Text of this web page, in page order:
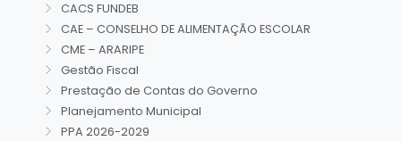
CACS FUNDEB
CAE – CONSELHO DE ALIMENTAÇÃO ESCOLAR
CME – ARARIPE
Gestão Fiscal
Prestação de Contas do Governo
Planejamento Municipal
PPA 2026-2029